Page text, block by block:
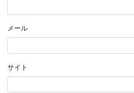
メール
サイト